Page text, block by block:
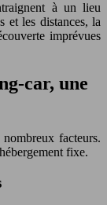
à un lieu
et les distances, la
imprévues
car, une
facteurs.
fixe.